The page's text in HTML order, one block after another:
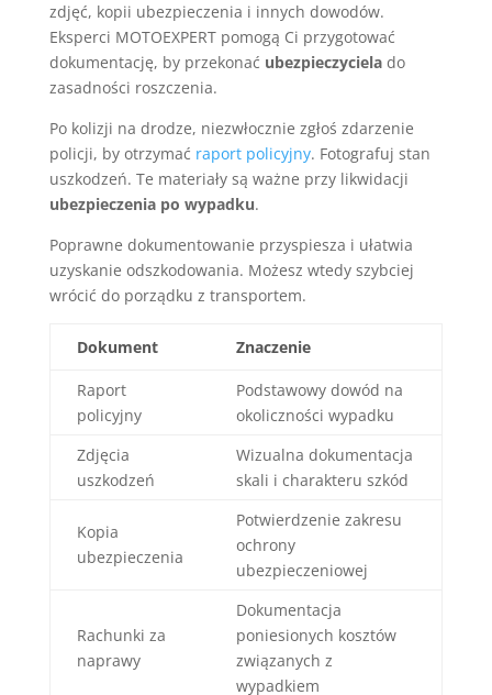
zdjęć, kopii ubezpieczenia i innych dowodów.
Eksperci MOTOEXPERT pomogą Ci przygotować
dokumentację, by przekonać ubezpieczycielado
zasadności roszczenia.
Po kolizji na drodze, niezwłocznie zgłoś zdarzenie
policji, by otrzymać raport policyjny. Fotografuj stan
uszkodzeń. Te materiały są ważne przy likwidacji
ubezpieczenia po wypadku.
Poprawne dokumentowanie przyspiesza i ułatwia
uzyskanie odszkodowania. Możesz wtedy szybciej
wrócić do porządku z transportem.
Dokument Znaczenie
Raport
policyjny
Podstawowy dowód na
okoliczności wypadku
Zdjęcia
uszkodzeń
Wizualna dokumentacja
skali i charakteru szkód
Kopia
ubezpieczenia
Potwierdzenie zakresu
ochrony
ubezpieczeniowej
Rachunki za
naprawy
Dokumentacja
poniesionych kosztów
związanych z
wypadkiem